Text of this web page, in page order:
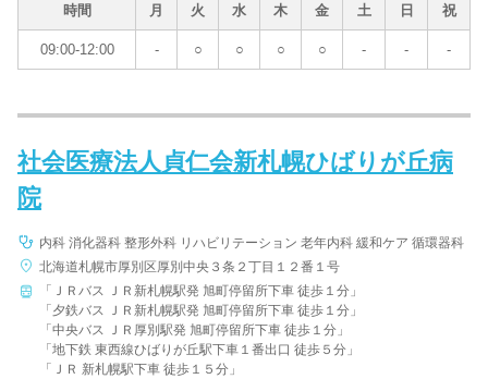
時間 月 火 水 木 金 土 日 祝
09:00-12:00 - ○ ○ ○ ○ - - -
社会医療法人貞仁会新札幌ひばりが丘病
院
内科 消化器科 整形外科 リハビリテーション 老年内科 緩和ケア 循環器科
北海道札幌市厚別区厚別中央３条２丁目１２番１号
「ＪＲバス ＪＲ新札幌駅発 旭町停留所下車 徒歩１分」
「夕鉄バス ＪＲ新札幌駅発 旭町停留所下車 徒歩１分」
「中央バス ＪＲ厚別駅発 旭町停留所下車 徒歩１分」
「地下鉄 東西線ひばりが丘駅下車１番出口 徒歩５分」
「ＪＲ 新札幌駅下車 徒歩１５分」